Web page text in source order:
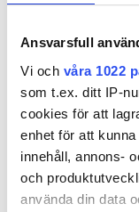
Ansvarsfull
Vi och våra 1022
som t.ex. ditt IP-
cookies för att
enhet för att
innehåll, annons-
och
använda din data
för inkasso samt
Det är fortfarande
Anna Rytterbrant
reporter–Hem &